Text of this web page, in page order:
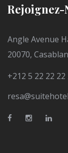
Rejoignez-
Angle Avenue
20070,
+212 5 22 22 22